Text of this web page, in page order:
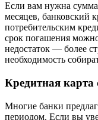
Если вам нужна сумма
месяцев, банковский
потребительским
срок погашения
недостаток — более
необходимость
Кредитная
Многие банки
периодом. Если вы